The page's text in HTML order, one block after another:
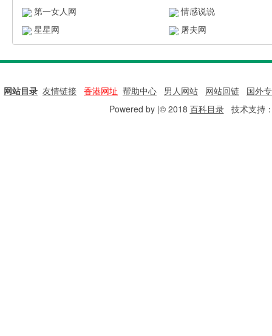
第一女人网
情感说说
星星网
屠夫网
网站目录 友情链接 香港网址 帮助中心 男人网站 网站回链
国外
Powered by |© 2018 百科目录技术支持